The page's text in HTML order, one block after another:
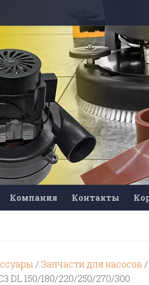
Компания Контакты
/ Запчасти для насосов /
DL 150/180/220/250/270/300